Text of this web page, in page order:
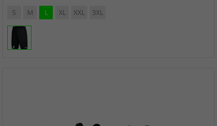
S M L XL XXL 3XL